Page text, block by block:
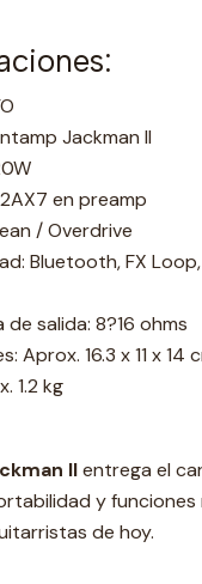
Jackman II
en preamp
/ Overdrive
Bluetooth, FX
de salida: 8?16 ohms
Aprox. 16.3 x 11 x 14
1.2 kg
IIentrega el
y funciones
de hoy.